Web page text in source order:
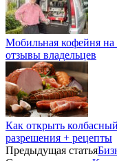
Мобильная кофейня на
отзывы владельцев
Как открыть
разрешения + рецепты
Предыдущая статья